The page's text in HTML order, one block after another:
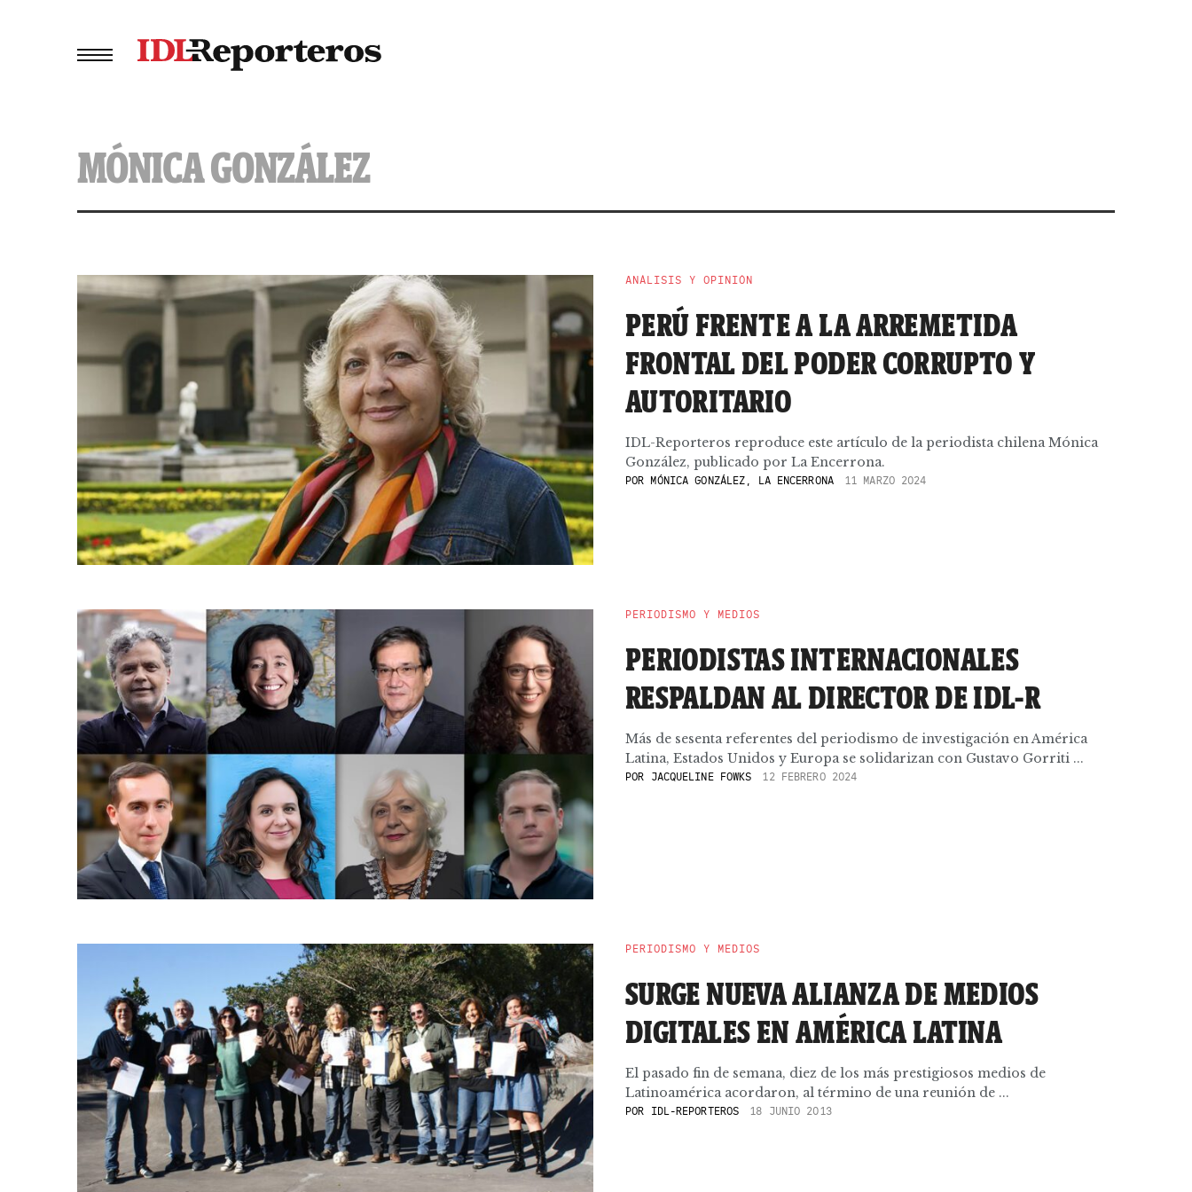
MÓNICA GONZÁLEZ
ANÁLISIS Y OPINIÓN
PERÚ FRENTE A LA ARREMETIDA
FRONTAL DEL PODER CORRUPTO Y
AUTORITARIO
IDL-Reporteros reproduce este artículo de la periodista chilena Mónica
González, publicado por La Encerrona.
POR MÓNICA GONZÁLEZ, LA ENCERRONA 11 MARZO 2024
PERIODISMO Y MEDIOS
PERIODISTAS INTERNACIONALES
RESPALDAN AL DIRECTOR DE IDL-R
Más de sesenta referentes del periodismo de investigación en América
Latina, Estados Unidos y Europa se solidarizan con Gustavo Gorriti ...
POR JACQUELINE FOWKS 12 FEBRERO 2024
PERIODISMO Y MEDIOS
SURGE NUEVA ALIANZA DE MEDIOS
DIGITALES EN AMÉRICA LATINA
El pasado fin de semana, diez de los más prestigiosos medios de
Latinoamérica acordaron, al término de una reunión de ...
POR IDL-REPORTEROS 18 JUNIO 2013